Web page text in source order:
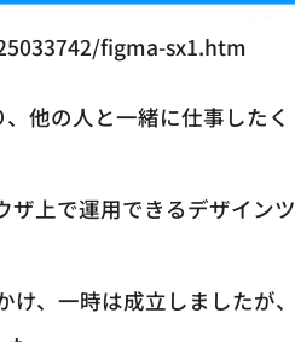
figma-sx1.htm
他の人と一緒に仕事したく
ザ上で運用できるデザイン
け、一時は成立しましたが